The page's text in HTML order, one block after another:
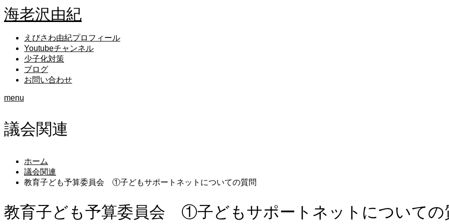
海老沢由紀
えびさわ由紀プロフィール
Youtubeチャンネル
少子化対策
ブログ
お問い合わせ
menu
議会関連
ホーム
議会関連
教育子ども予算委員会 ①子どもサポートネットについての質問
教育子ども予算委員会 ①子どもサポートネットについての